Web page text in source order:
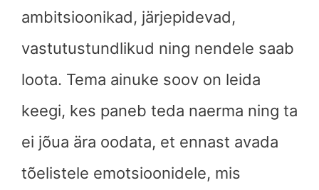
ambitsioonikad, järjepidevad,
vastutustundlikud ning nendele saab
loota. Tema ainuke soov on leida
keegi, kes paneb teda naerma ning ta
ei jõua ära oodata, et ennast avada
tõelistele emotsioonidele, mis